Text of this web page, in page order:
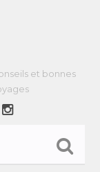
et bonnes